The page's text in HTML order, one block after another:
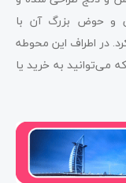
و حوض بزرگ آن با
در اطراف این محوطه
می‌توانید به خرید یا